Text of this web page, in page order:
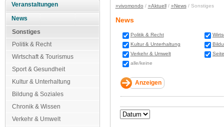
Veranstaltungen
News
Sonstiges
Politik & Recht
Wirtschaft & Tourismus
Sport & Gesundheit
Kultur & Unterhaltung
Bildung & Soziales
Chronik & Wissen
Verkehr & Umwelt
»vivomondo / »Aktuell/ »News/ Sonstiges
News
Politik & Recht
Kultur & Unterhaltung
Verkehr & Umwelt
alle/keine